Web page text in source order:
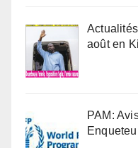
août en
PAM: